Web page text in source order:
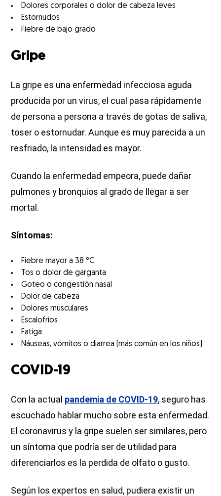
Dolores corporales o dolor de cabeza leves
Estornudos
Fiebre de bajo grado
Gripe
La gripe es una enfermedad infecciosa aguda
producida por un virus, el cual pasa rápidamente
de persona a persona a través de gotas de saliva,
toser o estornudar. Aunque es muy parecida a un
resfriado, la intensidad es mayor.
Cuando la enfermedad empeora, puede dañar
pulmones y bronquios al grado de llegar a ser
mortal.
Síntomas:
Fiebre mayor a 38 °C
Tos o dolor de garganta
Goteo o congestión nasal
Dolor de cabeza
Dolores musculares
Escalofríos
Fatiga
Náuseas, vómitos o diarrea (más común en los niños)
COVID-19
Con la actual pandemia de COVID-19, seguro has
escuchado hablar mucho sobre esta enfermedad.
El coronavirus y la gripe suelen ser similares, pero
un síntoma que podría ser de utilidad para
diferenciarlos es la perdida de olfato o gusto.
Según los expertos en salud, pudiera existir un